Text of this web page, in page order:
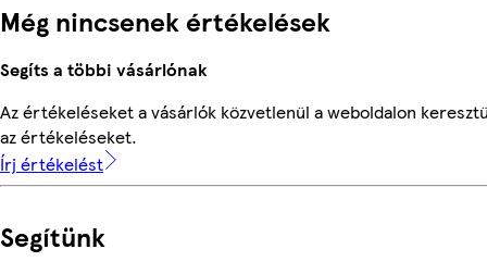
Még nincsenek értékelések
Segíts a többi vásárlónak
Az értékeléseket a vásárlók közvetlenül a weboldalon
az értékeléseket.
Írj értékelést
Segítünk